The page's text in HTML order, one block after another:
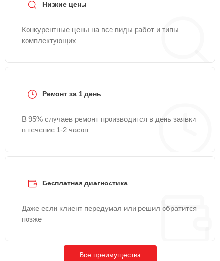
Низкие цены
Конкурентные цены на все виды работ и типы
комплектующих
Ремонт за 1 день
В 95% случаев ремонт производится в день заявки
в течение 1-2 часов
Бесплатная диагностика
Даже если клиент передумал или решил обратится
позже
Все преимущества